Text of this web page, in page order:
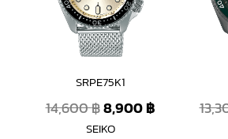
SRPE75K1
14,600฿8,900฿
SEIKO